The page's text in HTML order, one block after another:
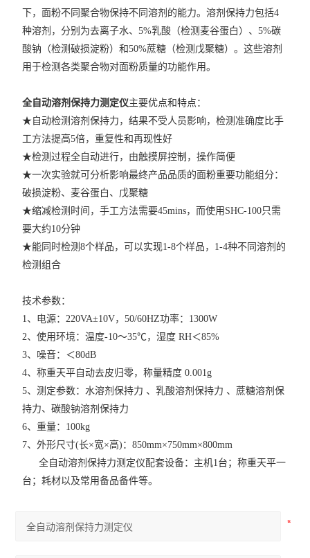
圆型验粉筛
锤式旋风磨H150
实验磨粉机
查看全部 >>
下，面粉不同聚合物保持不同溶剂的能力。溶剂保持力包括4
种溶剂，分别为去离子水、5%乳酸（检测麦谷蛋白）、5%碳
酸钠（检测破损淀粉）和50%蔗糖（检测戊聚糖）。这些溶剂
用于检测各类聚合物对面粉质量的功能作用。
全自动溶剂保持力测定仪主要优点和特点：
★ 自动检测溶剂保持力，结果不受人员影响，检测准确度比手
工方法提高5倍，重复性和再现性好
★检测过程全自动进行，由触摸屏控制，操作简便
★一次实验就可分析影响最终产品品质的面粉重要功能组分：
破损淀粉、麦谷蛋白、戊聚糖
★缩减检测时间，手工方法需要45mins，而使用SHC-100只需
要大约10分钟
★能同时检测8个样品，可以实现1-8个样品，1-4种不同溶剂的
检测组合
技术参数：
1、电源：220VA±10V，50/60HZ功率：1300W
2、使用环境：温度-10～35℃，湿度 RH＜85%
3、噪音：＜80dB
4、称重天平自动去皮归零，称量精度 0.001g
5、测定参数：水溶剂保持力 、乳酸溶剂保持力 、蔗糖溶剂保
持力、碳酸钠溶剂保持力
6、重量：100kg
7、外形尺寸(长×宽×高)：850mm×750mm×800mm
全自动溶剂保持力测定仪配套设备：主机1台；称重天平一
台；耗材以及常用备品备件等。